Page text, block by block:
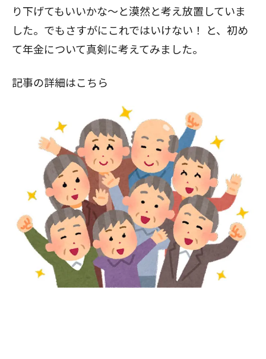
り下げてもいいかな～と漠然と考え放置していま
した。でもさすがにこれではいけない！ と、初め
て年金について真剣に考えてみました。
記事の詳細はこちら